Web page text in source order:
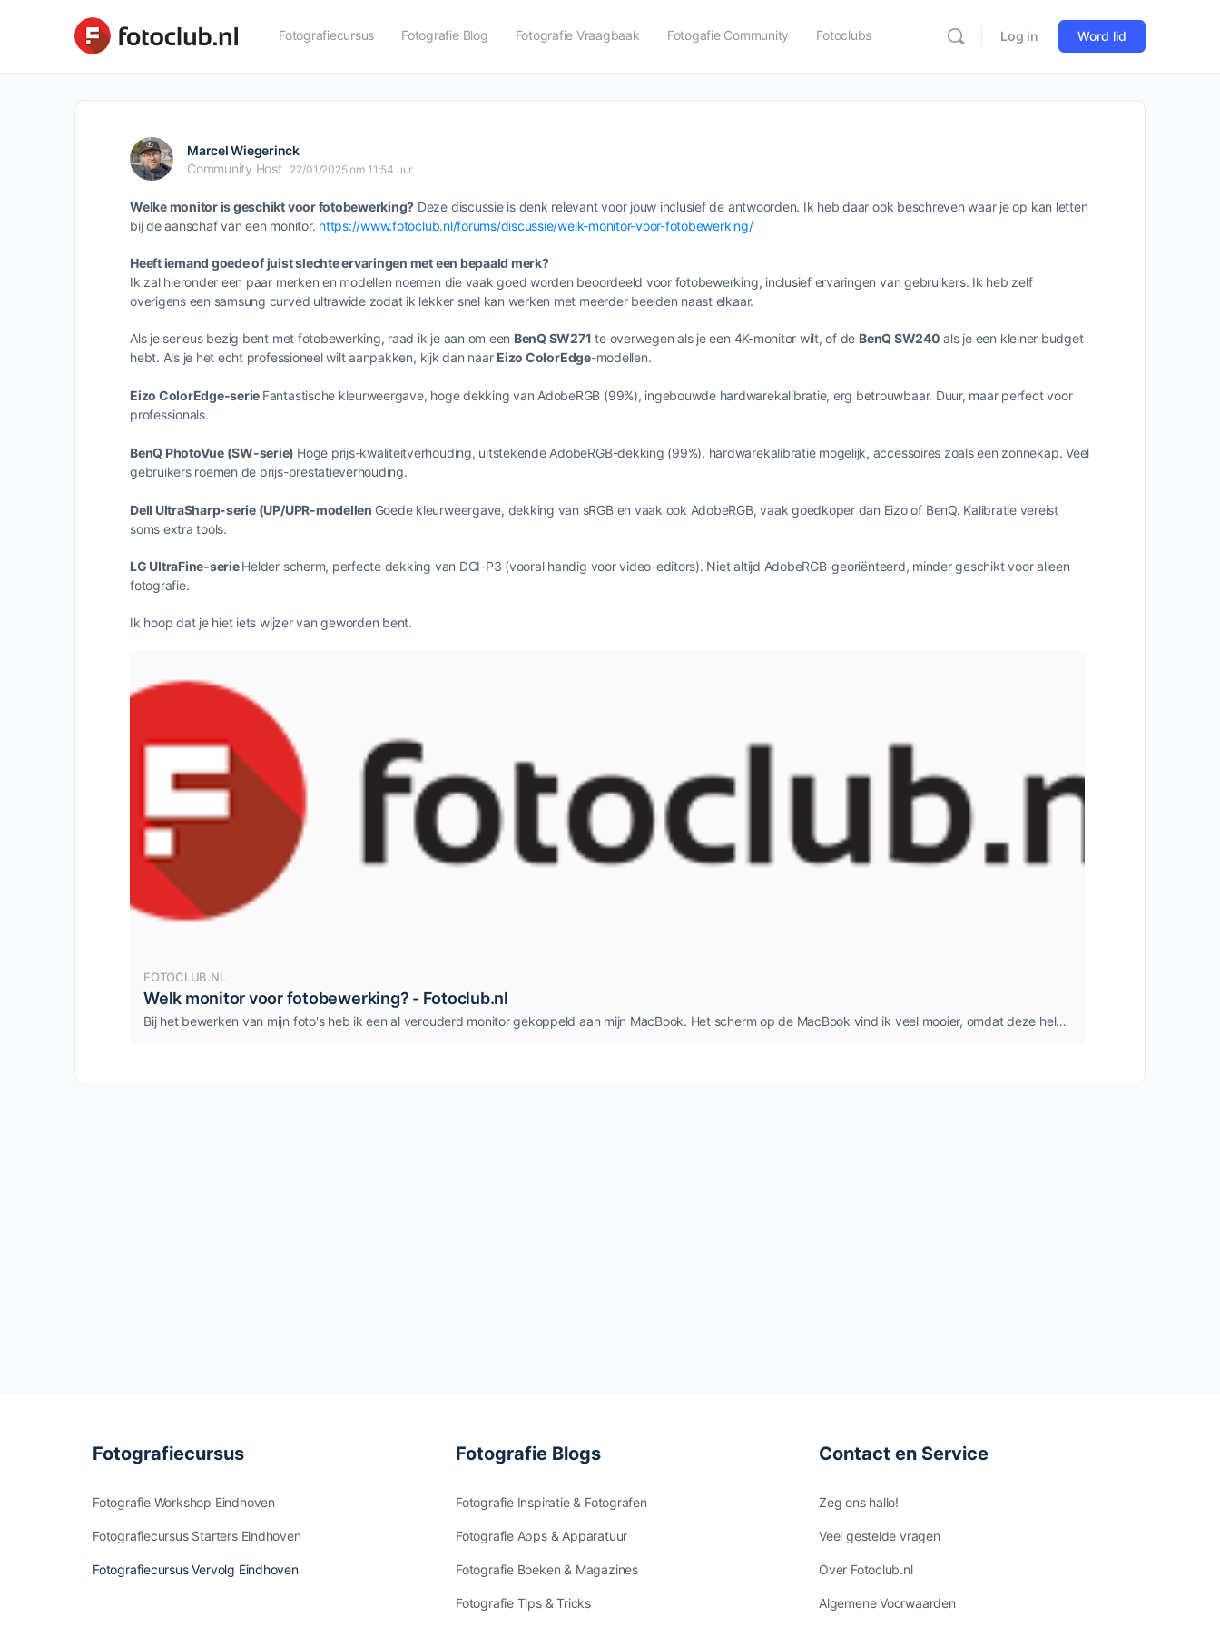
Fotografiecursus Fotografie Blog Fotografie Vraagbaak Fotogafie Community Fotoclubs Log in Word lid
Marcel Wiegerinck
Community Host
22/01/2025 om 11:54 uur
Welke monitor is geschikt voor fotobewerking? Deze discussie is denk relevant voor jouw inclusief de antwoorden. Ik heb daar ook beschreven waar je op kan letten
bij de aanschaf van een monitor. https://www.fotoclub.nl/forums/discussie/welk-monitor-voor-fotobewerking/
Heeft iemand goede of juist slechte ervaringen met een bepaald merk?
Ik zal hieronder een paar merken en modellen noemen die vaak goed worden beoordeeld voor fotobewerking, inclusief ervaringen van gebruikers. Ik heb zelf
overigens een samsung curved ultrawide zodat ik lekker snel kan werken met meerder beelden naast elkaar.
Als je serieus bezig bent met fotobewerking, raad ik je aan om een BenQ SW271 te overwegen als je een 4K-monitor wilt, of de BenQ SW240 als je een kleiner budget
hebt. Als je het echt professioneel wilt aanpakken, kijk dan naar Eizo ColorEdge-modellen.
Eizo ColorEdge-serie Fantastische kleurweergave, hoge dekking van AdobeRGB (99%), ingebouwde hardwarekalibratie, erg betrouwbaar. Duur, maar perfect voor
professionals.
BenQ PhotoVue (SW-serie) Hoge prijs-kwaliteitverhouding, uitstekende AdobeRGB-dekking (99%), hardwarekalibratie mogelijk, accessoires zoals een zonnekap. Veel
gebruikers roemen de prijs-prestatieverhouding.
Dell UltraSharp-serie (UP/UPR-modellen Goede kleurweergave, dekking van sRGB en vaak ook AdobeRGB, vaak goedkoper dan Eizo of BenQ. Kalibratie vereist
soms extra tools.
LG UltraFine-serieHelder scherm, perfecte dekking van DCI-P3 (vooral handig voor video-editors). Niet altijd AdobeRGB-georiënteerd, minder geschikt voor alleen
fotografie.
Ik hoop dat je hiet iets wijzer van geworden bent.
FOTOCLUB.NL
Welk monitor voor fotobewerking? - Fotoclub.nl
Bij het bewerken van mijn foto's heb ik een al verouderd monitor gekoppeld aan mijn MacBook. Het scherm op de MacBook vind ik veel mooier, omdat deze helder
Fotografiecursus
Fotografie Workshop Eindhoven
Fotografiecursus Starters Eindhoven
Fotografiecursus Vervolg Eindhoven
Fotografie Blogs
Fotografie Inspiratie & Fotografen
Fotografie Apps & Apparatuur
Fotografie Boeken & Magazines
Fotografie Tips & Tricks
Contact en Service
Zeg ons hallo!
Veel gestelde vragen
Over Fotoclub.nl
Algemene Voorwaarden